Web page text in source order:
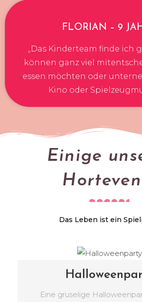
FLORIAN – 9
„Das Kinderteam finde ich
können ganz viel
essen möchten oder
Kino oder
Einige
Das Leben ist ein
Eine gruselige